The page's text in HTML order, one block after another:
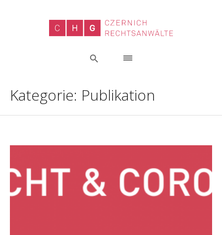
Kategorie: Publikation